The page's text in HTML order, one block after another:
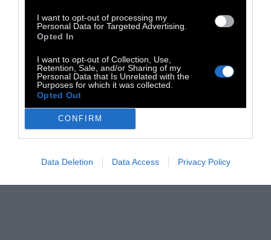
I want to opt-out of processing my
Personal Data for Targeted Advertising.
Opted In
I want to opt-out of Collection, Use,
Retention, Sale, and/or Sharing of my
Personal Data that Is Unrelated with the
Purposes for which it was collected.
Opted Out
CONFIRM
Data Deletion Data Access Privacy Policy